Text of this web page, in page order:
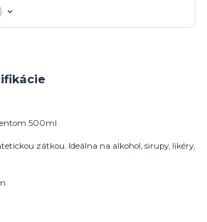
500ml
zátkou. Ideálna na alkohol, sirupy, likéry,